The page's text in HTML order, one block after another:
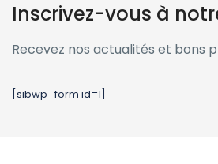
Inscrivez-vous à
Recevez nos actualités et bons
[sibwp_form id=1]